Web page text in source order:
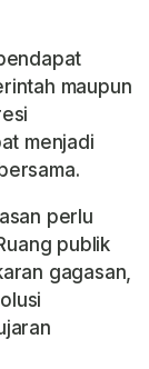
maupun
menjadi
perlu
publik
gagasan,